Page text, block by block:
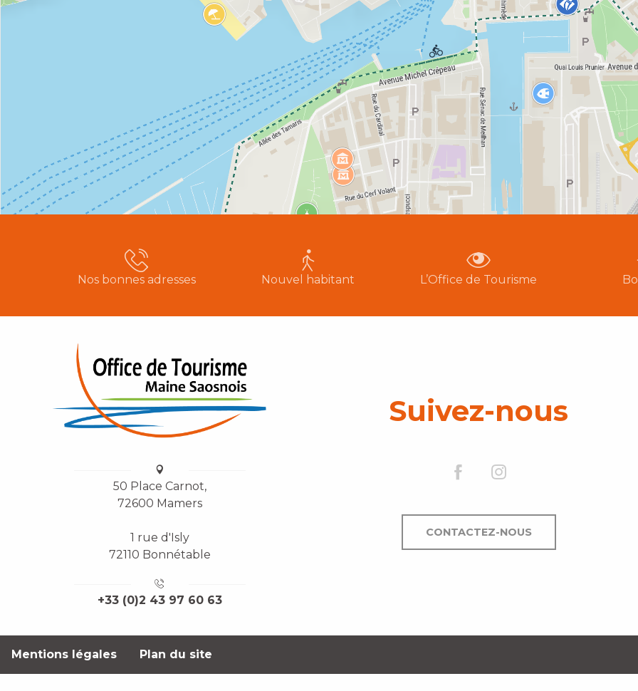
Nos bonnes adresses Nouvel habitant L’Office de Tourisme
50 Place Carnot,
72600 Mamers
1 rue d'Isly
72110 Bonnétable
+33 (0)2 43 97 60 63
Suivez-nous
CONTACTEZ-NOUS
Mentions légales Plan du site